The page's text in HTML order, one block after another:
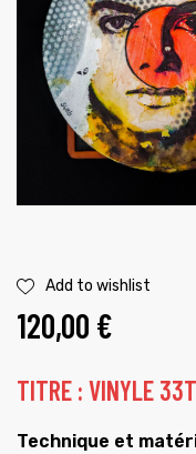
Add to wishlist
120,00 €
TITRE : VINYLE
Technique et